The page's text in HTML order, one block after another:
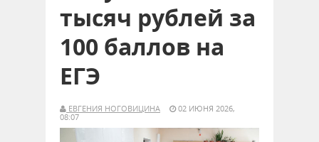
тысяч рублей за
100 баллов на
ЕГЭ
ЕВГЕНИЯ НОГОВИЦИНА
02 ИЮНЯ 2026,
08:07